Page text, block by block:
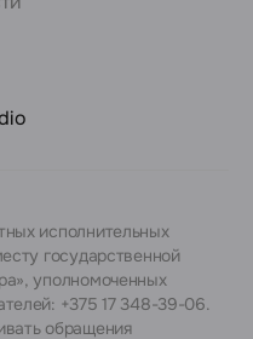
исполнительных
государственной
уполномоченных
+375 17 348-39-06.
обращения